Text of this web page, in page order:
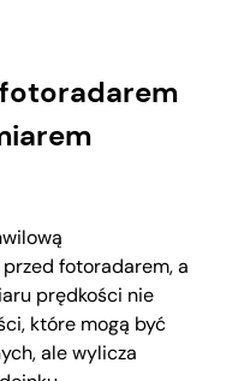
fotoradarem, a
prędkości nie
które mogą być
ale wylicza